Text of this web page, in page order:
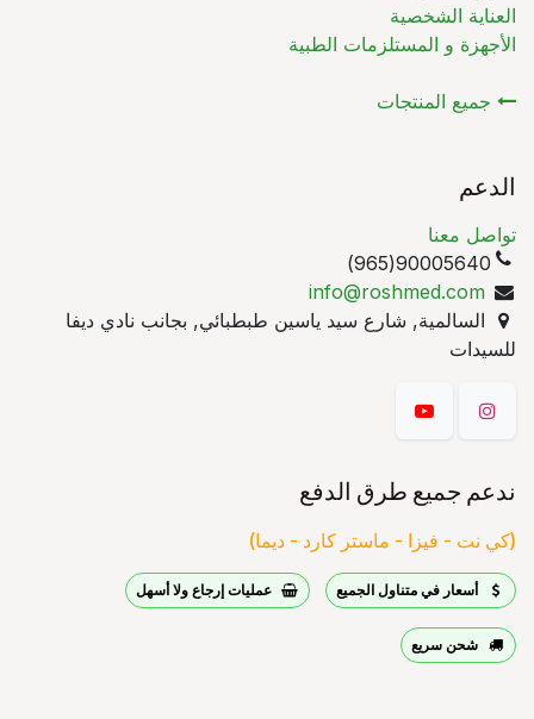
العناية الشخصية
الأجهزة و المستلزمات الطبية
جميع المنتجات
الدعم
تواصل معنا
90005640(965)
info@roshmed.com
السالمية, شارع سيد ياسين طبطبائي, بجانب نادي ديفا
للسيدات
ندعم جميع طرق الدفع
(كي نت - فيزا - ماستر كارد - ديما)
أسعار في متناول الجميع عمليات إرجاع ولا أسهل
شحن سريع